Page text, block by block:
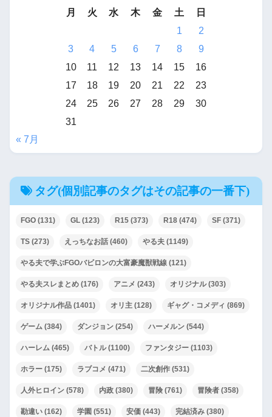
月
火 水 木 金 土
日
1
2
3
4 5 6 7 8
9
10
11 12 13 14 15
16
17
18 19 20 21 22
23
24
25 26 27 28 29
30
31
« 7月
タグ(個別記事のタグはその記事の一番下)
FGO (131) GL (123) R15 (373) R18 (474) SF (371)
TS (273) えっちなお話 (460) やる夫 (1149)
やる夫で学ぶFGOバビロンの大富豪魔獣戦線 (121)
やる夫スレまとめ (176) アニメ (243) オリジナル(303)
オリジナル作品 (1401) オリ主 (128) ギャグ・コメディ (869)
ゲーム (384) ダンジョン (254) ハーメルン (544)
ハーレム (465) バトル(1100) ファンタジー (1103)
ホラー (175) ラブコメ (471) 二次創作 (531)
人外ヒロイン (578) 内政 (380) 冒険 (761) 冒険者 (358)
勘違い (162) 学園 (551) 安価 (443) 完結済み (380)